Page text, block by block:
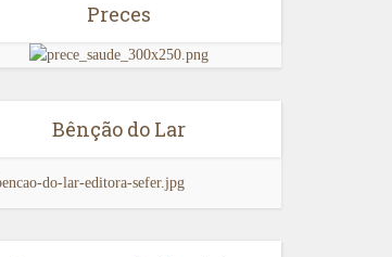
Preces
Bênção do Lar